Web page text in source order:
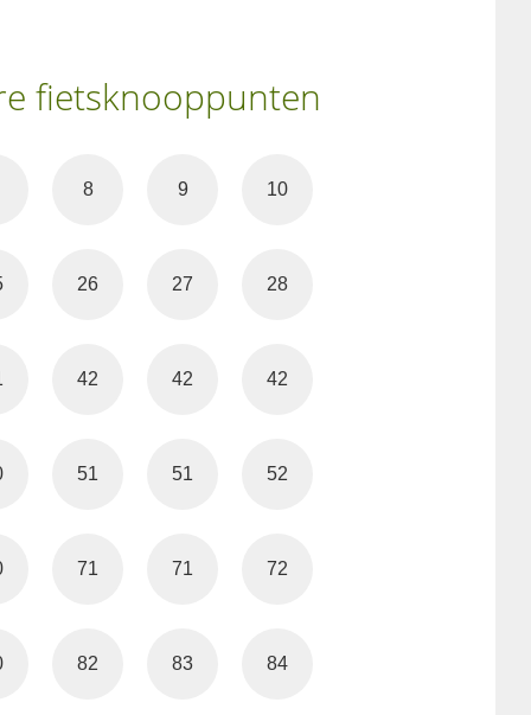
fietsknooppunten
8 9 10
26 27 28
42 42 42
51 51 52
71 71 72
82 83 84